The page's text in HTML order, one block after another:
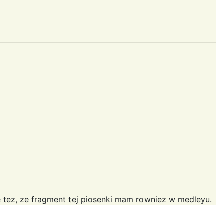
ze fragment tej piosenki mam rowniez w medleyu.